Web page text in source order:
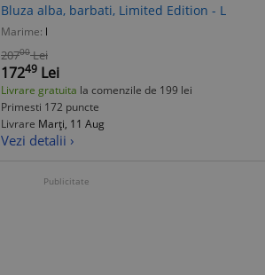
Bluza alba, barbati, Limited Edition - L
Marime: l
20700 Lei
17249 Lei
Livrare gratuita la comenzile de 199 lei
Primesti 172 puncte
Livrare Marți, 11 Aug
Vezi detalii ›
Publicitate